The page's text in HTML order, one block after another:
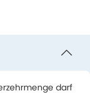
darf